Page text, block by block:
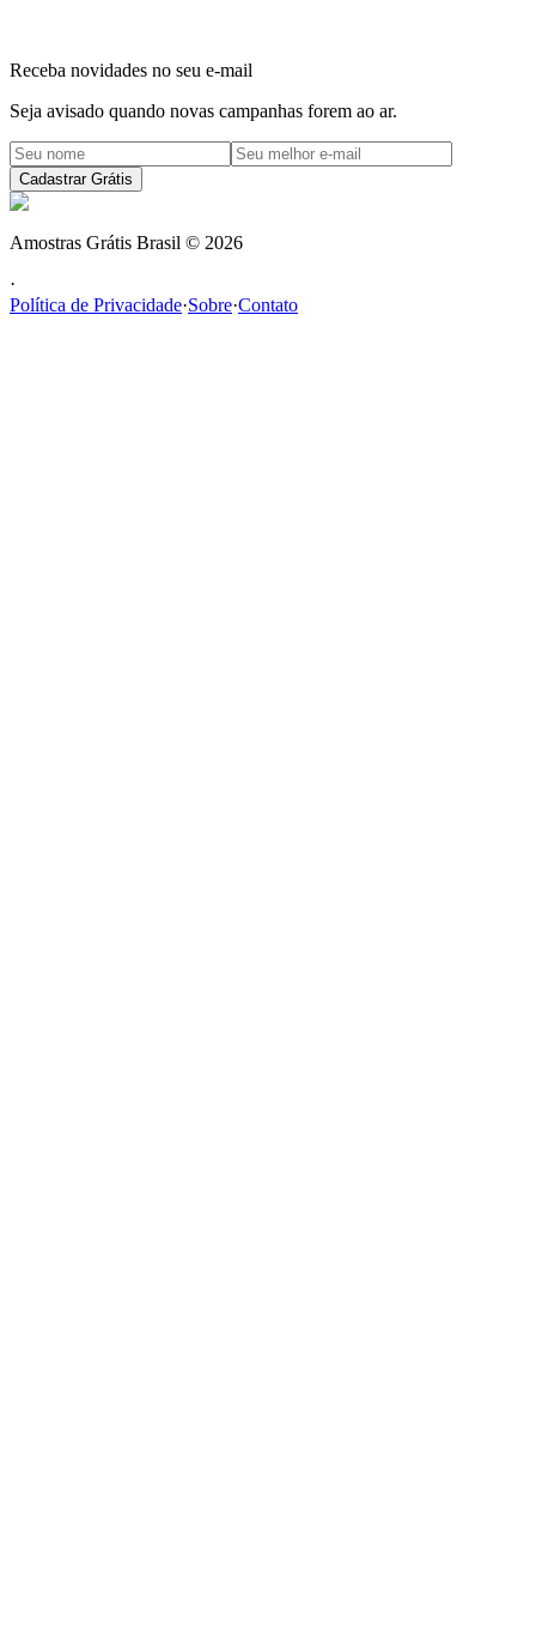
Receba novidades no seu e-mail
Seja avisado quando novas campanhas forem ao ar.
Cadastrar Grátis
Amostras Grátis Brasil © 2026
·
Política de Privacidade·Sobre·Contato